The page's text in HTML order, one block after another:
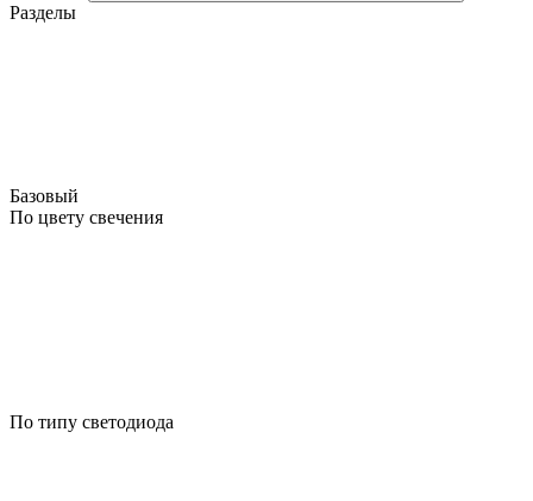
Разделы
Базовый
По цвету свечения
По типу светодиода